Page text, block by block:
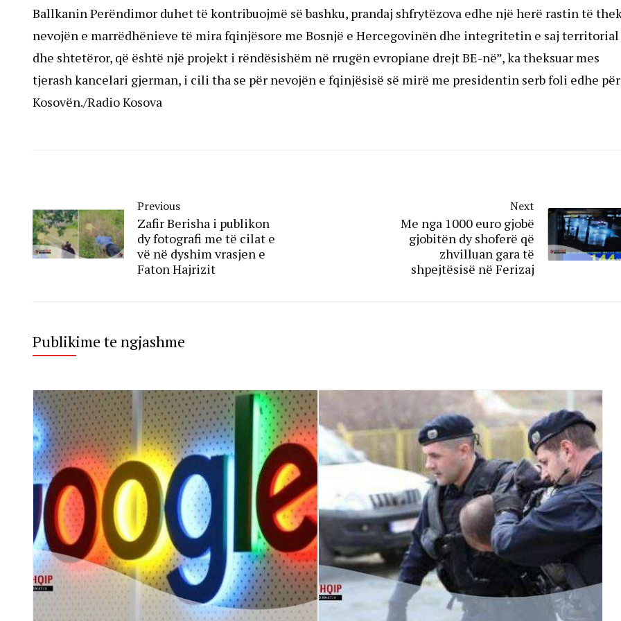
Ballkanin Perëndimor duhet të kontribuojmë së bashku, prandaj shfrytëzova edhe një herë rastin të
nevojën e marrëdhënieve të mira fqinjësore me Bosnjë e Hercegovinën dhe integritetin e saj territorial
dhe shtetëror, që është një projekt i rëndësishëm në rrugën evropiane drejt BE-në”, ka theksuar mes
tjerash kancelari gjerman, i cili tha se për nevojën e fqinjësisë së mirë me presidentin serb foli edhe për
Kosovën./Radio Kosova
Previous
Zafir Berisha i publikon
dy fotografi me të cilat e
vë në dyshim vrasjen e
Faton Hajrizit
Next
Me nga 1000 euro gjobë
gjobitën dy shoferë që
zhvilluan gara të
shpejtësisë në Ferizaj
Publikime te ngjashme